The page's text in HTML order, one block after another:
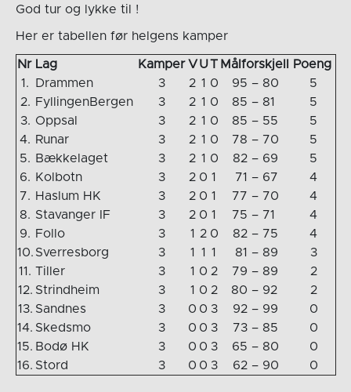
God tur og lykke til !
Her er tabellen før helgens kamper
Nr Lag Kamper V UT Målforskjell Poeng
1.
Drammen 3 2 1 0 95 – 80
5
2. FyllingenBergen 3 2 1 0 85 – 81
5
3. Oppsal 3 2 1 0 85 – 55
5
4. Runar 3 2 1 0 78 – 70
5
5. Bækkelaget 3 2 1 0 82 – 69
5
6. Kolbotn 3 2 0 1 71 – 67
4
7. Haslum HK 3 2 0 1 77 – 70
4
8. Stavanger IF 3 2 0 1 75 – 71
4
9. Follo 3 1 2 0 82 – 75
4
10. Sverresborg 3 1 1 1 81 – 89
3
11. Tiller 3 1 0 2 79 – 89
2
12. Strindheim 3 1 0 2 80 – 92
2
13. Sandnes 3 0 0 3 92 – 99
0
14. Skedsmo 3 0 0 3 73 – 85
0
15. Bodø HK 3 0 0 3 65 – 80
0
16. Stord 3 0 0 3 62 – 90 0